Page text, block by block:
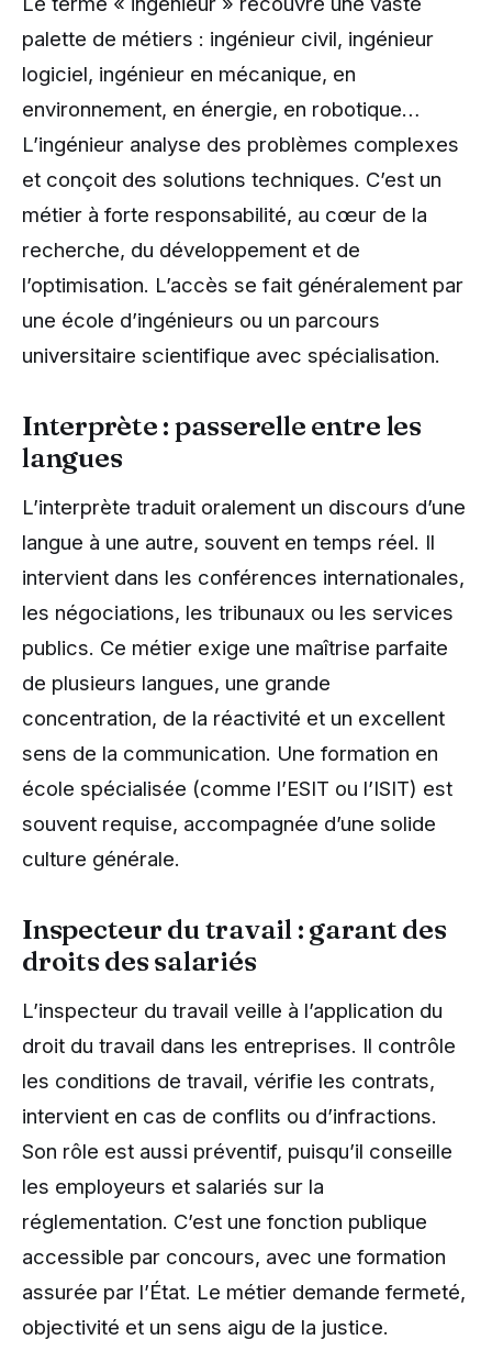
palette de métiers : ingénieur civil, ingénieur
logiciel, ingénieur en mécanique, en
environnement, en énergie, en robotique…
L’ingénieur analyse des problèmes complexes
et conçoit des solutions techniques. C’est un
métier à forte responsabilité, au cœur de la
recherche, du développement et de
l’optimisation. L’accès se fait généralement par
une école d’ingénieurs ou un parcours
universitaire scientifique avec spécialisation.
Interprète : passerelle entre les
langues
L’interprète traduit oralement un discours d’une
langue à une autre, souvent en temps réel. Il
intervient dans les conférences internationales,
les négociations, les tribunaux ou les services
publics. Ce métier exige une maîtrise parfaite
de plusieurs langues, une grande
concentration, de la réactivité et un excellent
sens de la communication. Une formation en
école spécialisée (comme l’ESIT ou l’ISIT) est
souvent requise, accompagnée d’une solide
culture générale.
Inspecteur du travail : garant des
droits des salariés
L’inspecteur du travail veille à l’application du
droit du travail dans les entreprises. Il contrôle
les conditions de travail, vérifie les contrats,
intervient en cas de conflits ou d’infractions.
Son rôle est aussi préventif, puisqu’il conseille
les employeurs et salariés sur la
réglementation. C’est une fonction publique
accessible par concours, avec une formation
assurée par l’État. Le métier demande fermeté,
objectivité et un sens aigu de la justice.